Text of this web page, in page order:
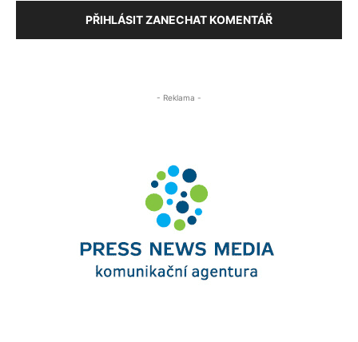
PŘIHLÁSIT ZANECHAT KOMENTÁŘ
- Reklama -